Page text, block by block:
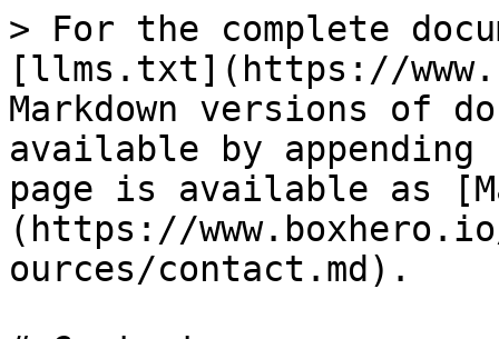
> For the complete
[llms.txt](https://
Markdown versions of
available by
page is available as
(https://
ources/contact.md).